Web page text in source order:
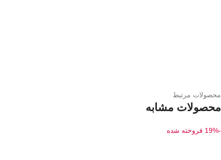
محصولات مرتبط
محصولات مشابه
-19% فروخته شده